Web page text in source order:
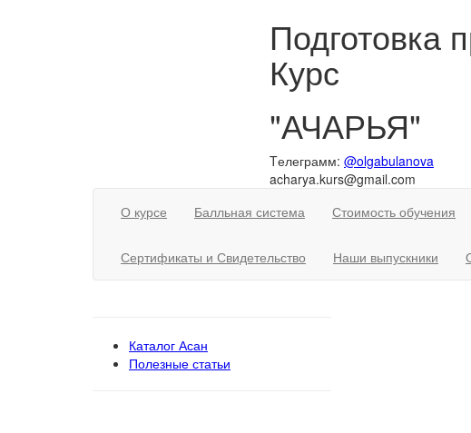
Подготовка
Курс
"АЧАРЬЯ"
Tелеграмм: @olgabulanova
acharya.kurs@gmail.com
О курсе
Балльная система Стоимость обучения
Сертификаты и Свидетельство Наши выпускники
Каталог Асан
Полезные статьи